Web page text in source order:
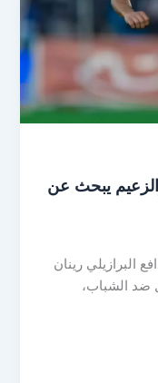
يبحث عن
البرازيلي رينان
ضد الشباب،